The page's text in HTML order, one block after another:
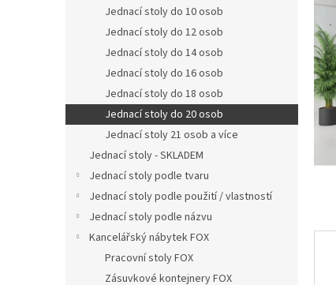
e
l
Jednací stoly do 10 osob
Jednací stoly do 12 osob
Jednací stoly do 14 osob
Jednací stoly do 16 osob
Jednací stoly do 18 osob
Jednací stoly do 20 osob
Jednací stoly 21 osob a více
Jednací stoly - SKLADEM
Jednací stoly podle tvaru
Jednací stoly podle použití / vlastností
Jednací stoly podle názvu
Kancelářský nábytek FOX
Pracovní stoly FOX
Zásuvkové kontejnery FOX